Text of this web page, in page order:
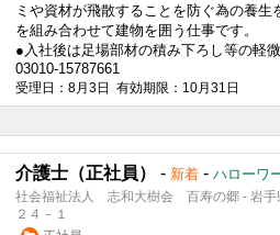
ミや資材が飛散することを防ぐ為の養
を組み合わせて建物を囲う仕事です。
●入社後は足場部材の積み下ろし等の軽
03010-15787661
受理日：8月3日 有効期限：10月31日
介護士（正社員） - 新着 - ハローワ
社会福祉法人 志和大樹会 百寿の郷 - 岩手
２４－１